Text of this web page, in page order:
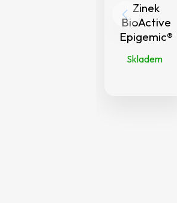
Zinek
BioActive
Epigemic®
Skladem